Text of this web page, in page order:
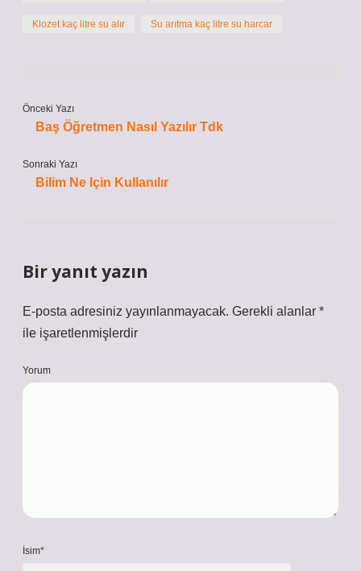
Klozet kaç litre su alır Su arıtma kaç litre su harcar
Önceki Yazı
Baş Öğretmen Nasıl Yazılır Tdk
Sonraki Yazı
Bilim Ne Için Kullanılır
Bir yanıt yazın
E-posta adresiniz yayınlanmayacak. Gerekli alanlar *
ile işaretlenmişlerdir
Yorum
İsim*